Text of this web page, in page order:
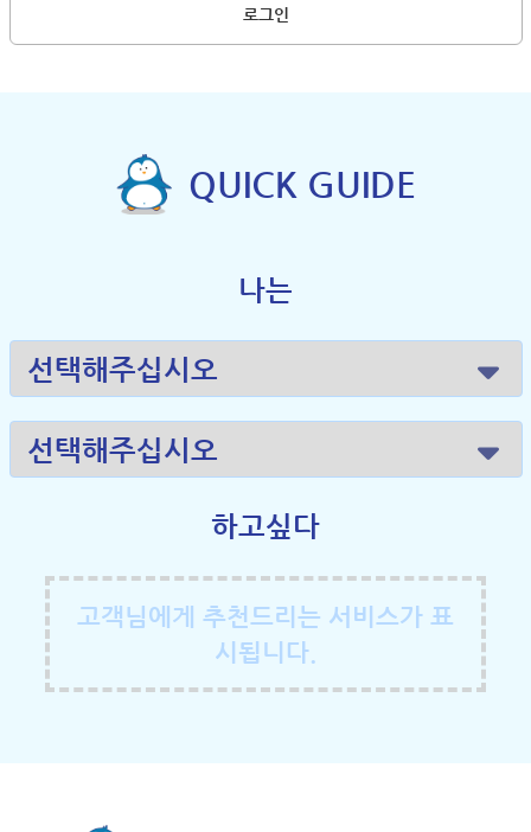
로그인
QUICK GUIDE
나는
하고싶다
고객님에게 추천드리는 서비스가 표
시됩니다.